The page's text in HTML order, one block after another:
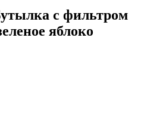
с фильтром
яблоко